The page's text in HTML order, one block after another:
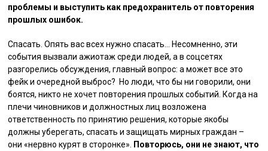
проблемы и выступить как предохранитель от повторения
прошлых ошибок.
Спасать. Опять вас всех нужно спасать… Несомненно, эти
события вызвали ажиотаж среди людей, а в соцсетях
разгорелись обсуждения, главный вопрос: а может все это
фейк и очередной выброс? Но люди, что бы ни говорили, они
боятся, никто не хочет повторения прошлых событий. Когда на
плечи чиновников и должностных лиц возложена
ответственность по принятию решения, которые якобы
должны уберегать, спасать и защищать мирных граждан –
они «нервно курят в сторонке».
Повторюсь, они не знают, что